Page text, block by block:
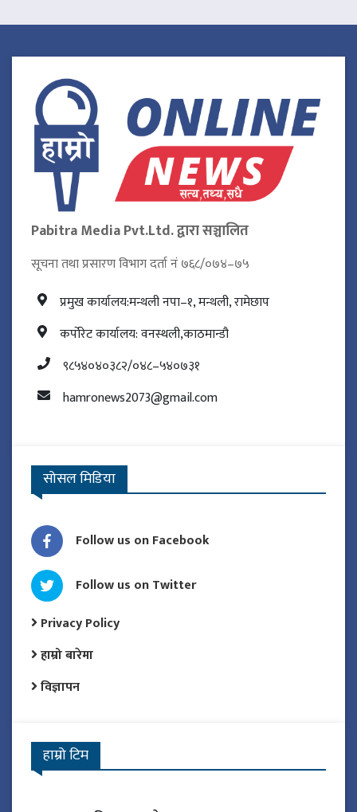
Pabitra Media Pvt.Ltd. द्वारा सञ्चालित
सूचना तथा प्रसारण विभाग दर्ता नं ७६८/०७४–७५
प्रमुख कार्यालय:मन्थली नपा–१, मन्थली, रामेछाप
कर्पोरेट कार्यालय: वनस्थली,काठमान्डौ
९८५४०४०३८२/०४८–५४०७३१
hamronews2073@gmail.com
सोसल मिडिया
Follow us on Facebook
Follow us on Twitter
Privacy Policy
हाम्रो बारेमा
विज्ञापन
हाम्रो टिम